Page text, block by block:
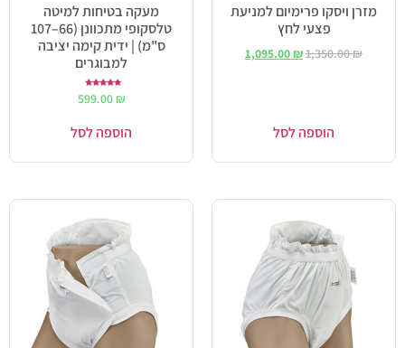
מזרן ויסקו פרימיום למניעת
פצעי לחץ
1,350.00₪
1,095.00₪
הוספה לסל
מעקה בטיחות למיטה
טלסקופי מתכוונן (66–107
ס"מ) | ידית קימה יציבה
למבוגרים
5.00
599.00 ₪
הוספה לסל